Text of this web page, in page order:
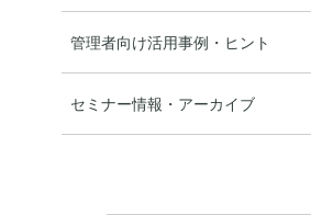
管理者向け活用事例・ヒント
セミナー情報・アーカイブ